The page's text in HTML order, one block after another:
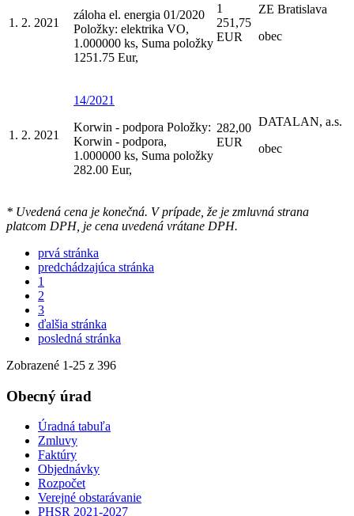
1. 2. 2021
záloha el. energia 01/2020
Položky: elektrika VO,
1.000000 ks, Suma položky
1251.75 Eur,
1
251,75
EUR
ZE Bratislava
obec
1. 2. 2021
14/2021
Korwin - podpora Položky:
Korwin - podpora,
1.000000 ks, Suma položky
282.00 Eur,
282,00
EUR
DATALAN, a.s.
obec
* Uvedená cena je konečná. V prípade, že je zmluvná strana
platcom DPH, je cena uvedená vrátane DPH.
prvá stránka
predchádzajúca stránka
1
2
3
ďalšia stránka
posledná stránka
Zobrazené 1-25 z 396
Obecný úrad
Úradná tabuľa
Zmluvy
Faktúry
Objednávky
Rozpočet
Verejné obstarávanie
PHSR 2021-2027